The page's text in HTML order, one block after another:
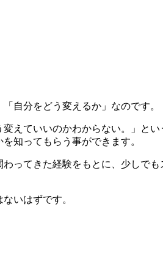
自分をどう変えるか」なのです。
えていいのかわからない。」と
知ってもらう事ができます。
ってきた経験をもとに、少しで
いはずです。